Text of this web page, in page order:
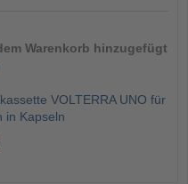
Warenkorb hinzugefügt
VOLTERRA UNO für
in Kapseln